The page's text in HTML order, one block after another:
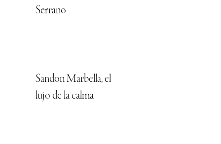
Serrano
Sandon Marbella, el
lujo de la calma